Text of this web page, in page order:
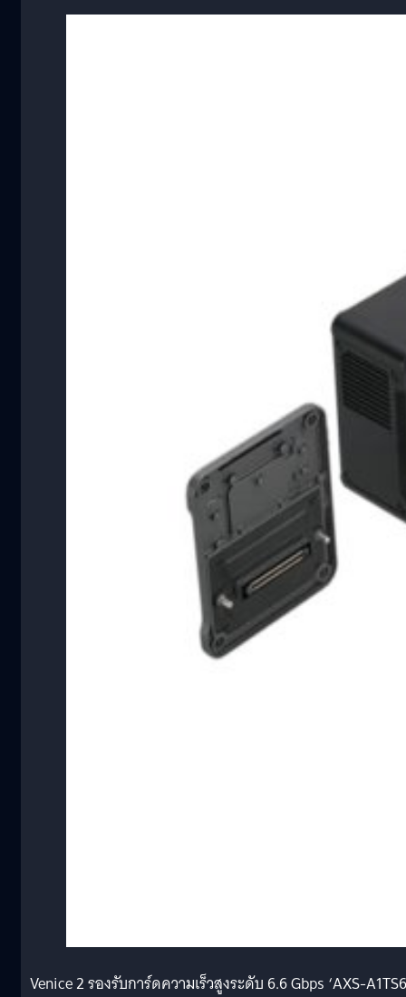
Venice 2 รองรับการ์ดความเร็วสูงระดับ 6.6 Gbps ‘AXS-